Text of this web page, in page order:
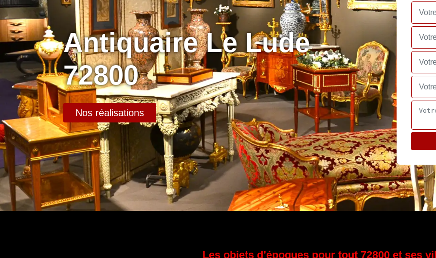
Antiquaire Le Lude
72800
Nos réalisations
Les objets d’époques pour tout 72800 et ses